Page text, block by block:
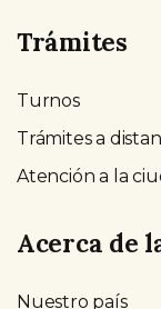
Trámites
Turnos
Trámites a
Atención a la
Acerca de
Nuestro país